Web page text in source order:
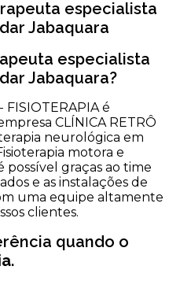
especialista
Jabaquara
especialista
Jabaquara?
FISIOTERAPIA é
CLÍNICA RETRÔ
neurológica em
motora e
possível graças ao time
e as instalações de
uma equipe altamente
clientes.
quando o
.